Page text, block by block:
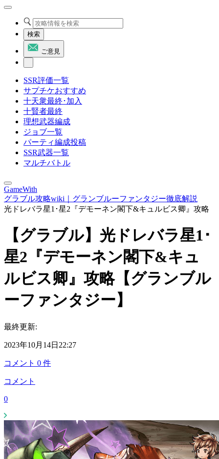
検索
ご意見
SSR評価一覧
サプチケおすすめ
十天衆最終･加入
十賢者最終
理想武器編成
ジョブ一覧
パーティ編成投稿
SSR武器一覧
マルチバトル
GameWith
グラブル攻略wiki｜グランブルーファンタジー徹底解説
光ドレバラ星1･星2『デモーネン閣下&キュルビス卿』攻略
【グラブル】光ドレバラ星1･
星2『デモーネン閣下&キュ
ルビス卿』攻略【グランブル
ーファンタジー】
最終更新:
2023年10月14日22:27
コメント 0 件
コメント
0